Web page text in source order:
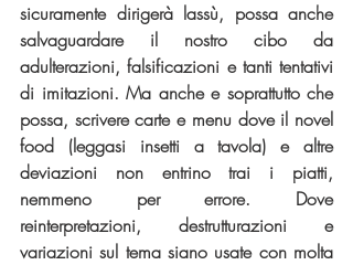
sicuramente dirigerà lassù, possa anche
salvaguardare il nostro cibo da
adulterazioni, falsificazioni e tanti tentativi
di imitazioni. Ma anche e soprattutto che
possa, scrivere carte e menu dove il novel
food (leggasi insetti a tavola) e altre
deviazioni non entrino trai i piatti,
nemmeno per errore. Dove
reinterpretazioni, destrutturazioni e
variazioni sul tema siano usate con molta